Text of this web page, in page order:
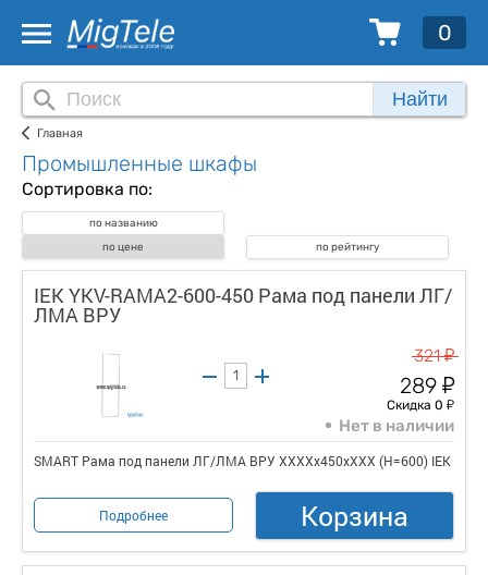
0
Найти
Главная
Промышленные шкафы
Сортировка по:
по названию
по цене
по рейтингу
IEK YKV-RAMA2-600-450 Рама под панели ЛГ/
ЛМА ВРУ
321у
289 у
Скидка 0 у
Нет в наличии
SMART Рама под панели ЛГ/ЛМА ВРУ ХХХХх450хХХХ (Н=600) IEK
Подробнее Корзина